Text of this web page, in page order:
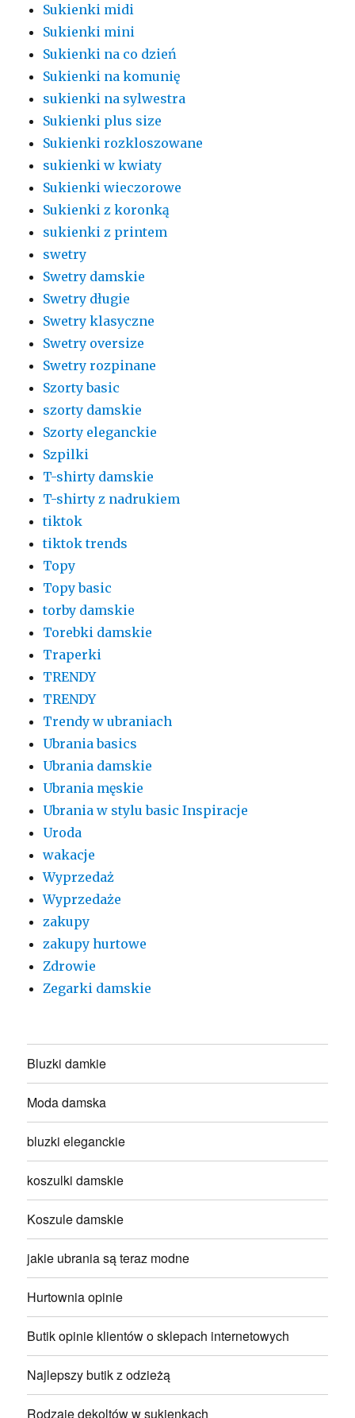
Sukienki midi
Sukienki mini
Sukienki na co dzień
Sukienki na komunię
sukienki na sylwestra
Sukienki plus size
Sukienki rozkloszowane
sukienki w kwiaty
Sukienki wieczorowe
Sukienki z koronką
sukienki z printem
swetry
Swetry damskie
Swetry długie
Swetry klasyczne
Swetry oversize
Swetry rozpinane
Szorty basic
szorty damskie
Szorty eleganckie
Szpilki
T-shirty damskie
T-shirty z nadrukiem
tiktok
tiktok trends
Topy
Topy basic
torby damskie
Torebki damskie
Traperki
TRENDY
TRENDY
Trendy w ubraniach
Ubrania basics
Ubrania damskie
Ubrania męskie
Ubrania w stylu basic Inspiracje
Uroda
wakacje
Wyprzedaż
Wyprzedaże
zakupy
zakupy hurtowe
Zdrowie
Zegarki damskie
Bluzki damkie
Moda damska
bluzki eleganckie
koszulki damskie
Koszule damskie
jakie ubrania są teraz modne
Hurtownia opinie
Butik opinie klientów o sklepach internetowych
Najlepszy butik z odzieżą
Rodzaje dekoltów w sukienkach